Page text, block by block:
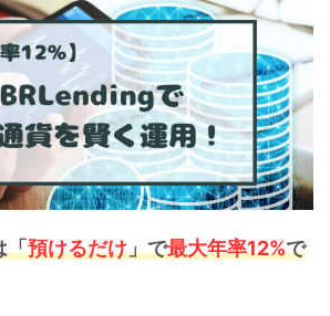
「預けるだけ」で最大年率12%で